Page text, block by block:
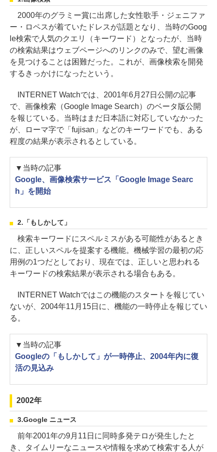
2000年のグラミー賞に出席した女性歌手・ジェニファ
ー・ロペスが着ていたドレスが話題となり、当時のGoog
le検索で人気のクエリ（キーワード）となったが、当時
の検索結果はウェブページへのリンクのみで、望む画像
を見つけることは困難だった。これが、画像検索を開発
するきっかけになったという。
INTERNET Watchでは、2001年6月27日公開の記事
で、画像検索（Google Image Search）のベータ版公開
を報じている。当時はまだ日本語に対応していなかった
が、ローマ字で「fujisan」などのキーワードでも、ある
程度の結果が表示されるとしている。
▼当時の記事
Google、画像検索サービス「Google Image Searc
h」を開始
2.「もしかして」
検索キーワードにスペルミスがある可能性があるとき
に、正しいスペルを提案する機能。機械学習の最初の応
用例の1つだとしており、現在では、正しいと思われる
キーワードの検索結果が表示される場合もある。
INTERNET Watchではこの機能のスタートを報じてい
ないが、2004年11月15日に、機能の一時停止を報じてい
る。
▼当時の記事
Googleの「もしかして」が一時停止、2004年内に復
活の見込み
2002年
3.Google ニュース
前年2001年の9月11日に同時多発テロが発生したと
き、タイムリーなニュースや情報を求めて検索する人が